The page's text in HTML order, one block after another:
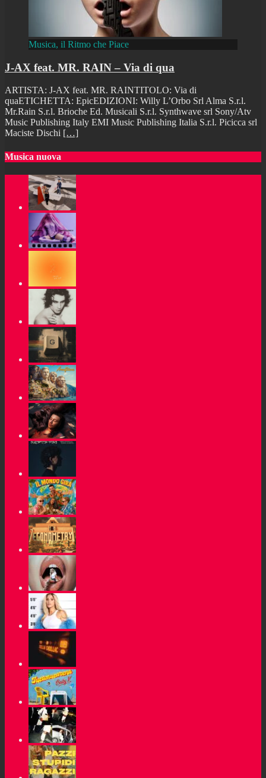
Musica, il Ritmo che Piace
J-AX feat. MR. RAIN – Via di qua
ARTISTA: J-AX feat. MR. RAINTITOLO: Via di
quaETICHETTA: EpicEDIZIONI: Willy L’Orbo Srl Alma S.r.l.
Mr.Rain S.r.l. Brioche Ed. Musicali S.r.l. Synthwave srl Sony/Atv
Music Publishing Italy EMI Music Publishing Italia S.r.l. Picicca srl
Maciste Dischi […]
Musica nuova